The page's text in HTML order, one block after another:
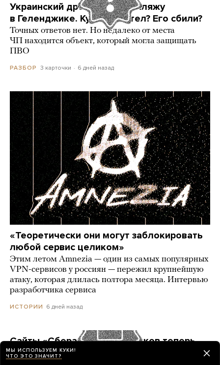
Украинский дрон попал по пляжу
в Геленджике. Куда он летел? Его сбили?
Точных ответов нет. Но недалеко от места
ЧП находится объект, который могла защищать
ПВО
РАЗБОР 3 карточки 6 дней назад
«Теоретически они могут заблокировать
любой сервис целиком»
Этим летом Amnezia — один из самых популярных
VPN-сервисов у россиян — пережил крупнейшую
атаку, которая длилась полтора месяца. Интервью
разработчика сервиса
ИСТОРИИ 6 дней назад
Сайты «Сбера» и других банков теперь
можно открыть только в российских
МЫ ИСПОЛЬЗУЕМ КУКИ!
ЧТО ЭТО ЗНАЧИТ?